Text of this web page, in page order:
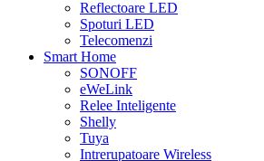
Reflectoare LED
Spoturi LED
Telecomenzi
Smart Home
SONOFF
eWeLink
Relee Inteligente
Shelly
Tuya
Intrerupatoare Wireless